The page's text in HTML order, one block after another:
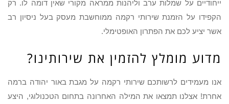
ייחודיים על שמלות ערב וליהנות ממראה מקורי שאין דומה לו. רק
הקפידו על הזמנת שירותי רקמה ממוחשבת מעסק בעל ניסיון רב
אשר יציע לכם את הפתרון האופטימלי.
מדוע מומלץ להזמין את שירותינו?
אנו מעמידים לרשותכם שירותי רקמה על מגבת באור יהודה ברמה
אחרת! אצלנו תמצאו את המילה האחרונה בתחום הטכנולוגי, היצע